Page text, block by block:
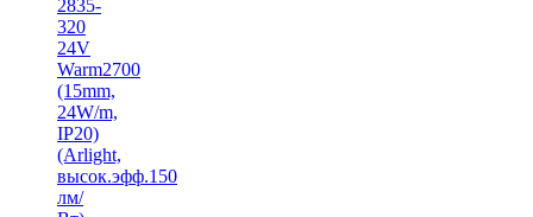
2835-
320
24V
Warm2700
(15mm,
24W/m,
IP20)
(Arlight,
высок.эфф.150
лм/